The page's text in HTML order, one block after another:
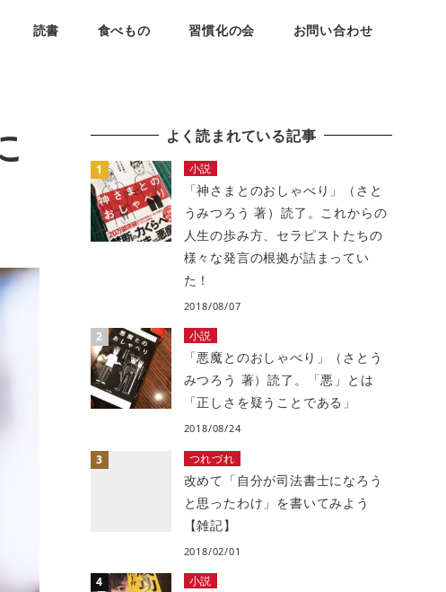
読書 食べもの 習慣化の会 お問い合わせ
よく読まれている記事
小説
「神さまとのおしゃべり」（さと
うみつろう 著）読了。これからの
人生の歩み方、セラピストたちの
様々な発言の根拠が詰まってい
た！
2018/08/07
小説
「悪魔とのおしゃべり」（さとう
みつろう 著）読了。「悪」とは
「正しさを疑うことである」
2018/08/24
つれづれ
改めて「自分が司法書士になろう
と思ったわけ」を書いてみよう
【雑記】
2018/02/01
小説